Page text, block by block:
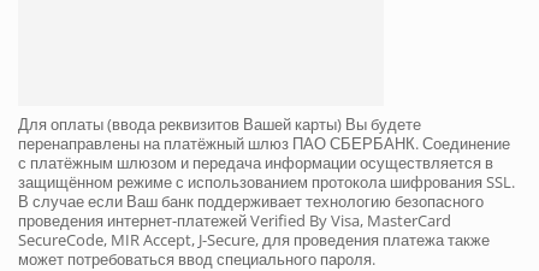
Для оплаты (ввода реквизитов Вашей карты) Вы будете
перенаправлены на платёжный шлюз ПАО СБЕРБАНК. Соединение
с платёжным шлюзом и передача информации осуществляется в
защищённом режиме с использованием протокола шифрования SSL.
В случае если Ваш банк поддерживает технологию безопасного
проведения интернет-платежей Verified By Visa, MasterCard
SecureCode, MIR Accept, J-Secure, для проведения платежа также
может потребоваться ввод специального пароля.